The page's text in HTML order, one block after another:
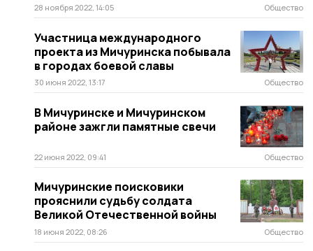
28 ноября 2022, 14:05 Общество
Участница международного
проекта из Мичуринска побывала
в городах боевой славы
30 июня 2022, 13:17 Общество
В Мичуринске и Мичуринском
районе зажгли памятные свечи
22 июня 2022, 09:41 Общество
Мичуринские поисковики
прояснили судьбу солдата
Великой Отечественной войны
18 июня 2022, 08:26 Общество